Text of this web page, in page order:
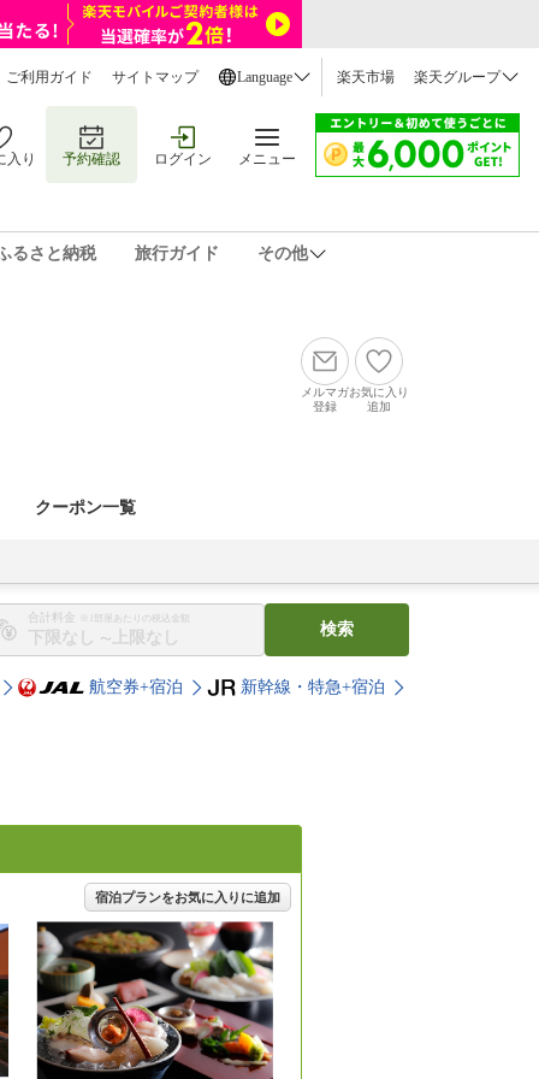
ご利用ガイド サイトマップ Language 楽天市場 楽天グループ
入り 予約確認 ログイン メニュー
るさと納税 旅行ガイド その他
メルマガ
登録
お気に入り
追加
クーポン一覧
合計料金 ※1部屋あたりの税込金額
〜
検索
航空券+宿泊 新幹線・特急+宿泊
宿泊プランをお気に入りに追加